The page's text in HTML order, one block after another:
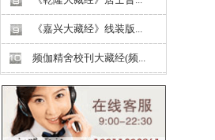
《嘉兴大藏经》线装版...
频伽精舍校刊大藏经(频...